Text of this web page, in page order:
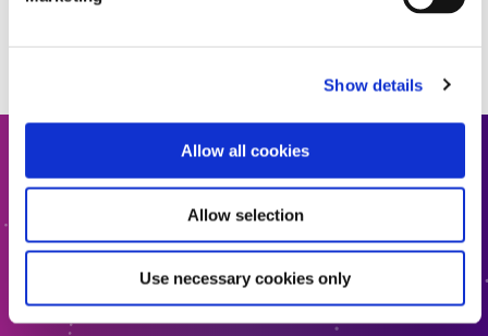
Show details
Allow all cookies
Allow selection
Use necessary cookies only
联系我们
有兴趣了解更多信息或有疑问？我们期待您的反馈。
联系我们